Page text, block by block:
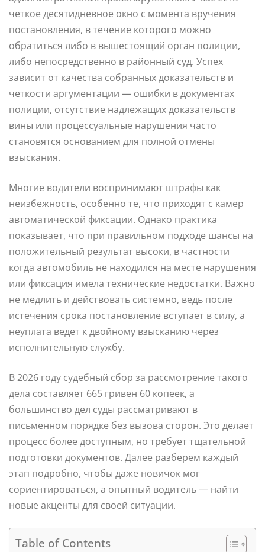
четкое десятидневное окно с момента вручения
постановления, в течение которого можно
обратиться либо в вышестоящий орган полиции,
либо непосредственно в районный суд. Успех
зависит от качества собранных доказательств и
четкости аргументации — ошибки в документах
полиции, отсутствие надлежащих доказательств
вины или процессуальные нарушения часто
становятся основанием для полной отмены
взыскания.
Многие водители воспринимают штрафы как
неизбежность, особенно те, что приходят с камер
автоматической фиксации. Однако практика
показывает, что при правильном подходе шансы на
положительный результат высоки, в частности
когда автомобиль не находился на месте нарушения
или фиксация имела технические недостатки. Важно
не медлить и действовать системно, ведь после
истечения срока постановление вступает в силу, а
неуплата ведет к двойному взысканию через
исполнительную службу.
В 2026 году судебный сбор за рассмотрение такого
дела составляет 665 гривен 60 копеек, а
большинство дел суды рассматривают в
письменном порядке без вызова сторон. Это делает
процесс более доступным, но требует тщательной
подготовки документов. Далее разберем каждый
этап подробно, чтобы даже новичок мог
сориентироваться, а опытный водитель — найти
новые акценты для своей ситуации.
Table of Contents